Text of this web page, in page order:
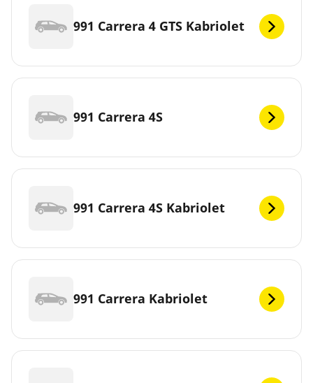
991 Carrera 4 GTS Kabriolet
991 Carrera 4S
991 Carrera 4S Kabriolet
991 Carrera Kabriolet